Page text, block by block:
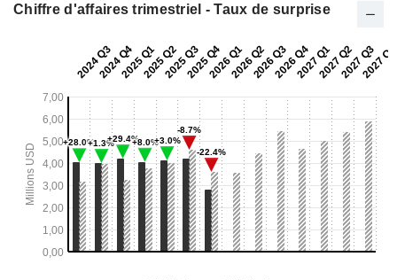
Chiffre d'affaires trimestriel - Taux de surprise